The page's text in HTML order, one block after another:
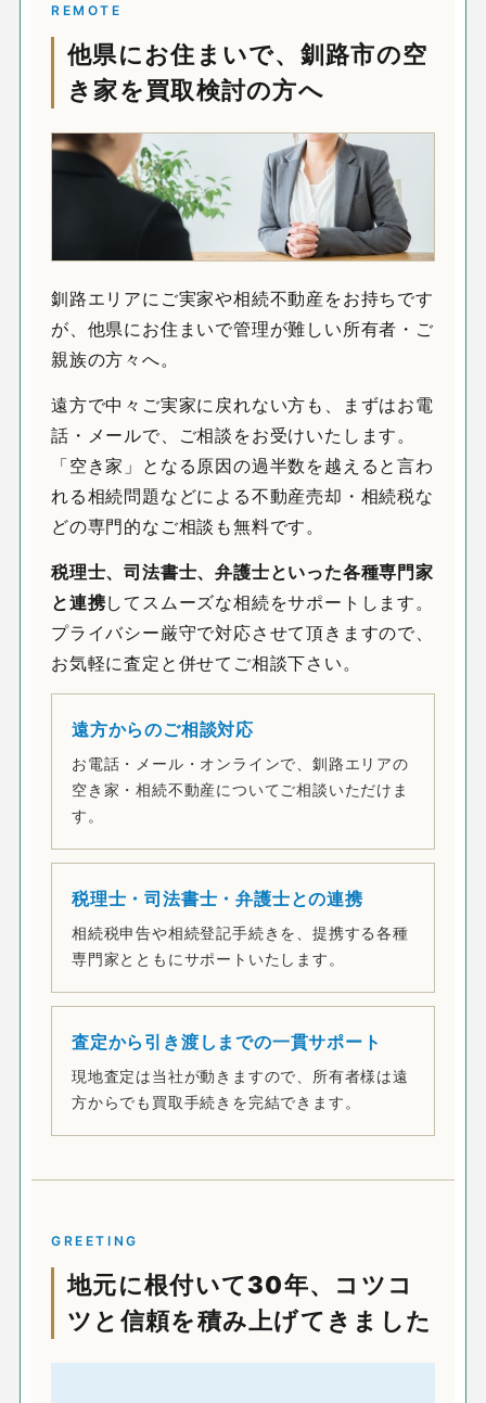
REMOTE
他県にお住まいで、釧路市の空
き家を買取検討の方へ
釧路エリアにご実家や相続不動産をお持ちです
が、他県にお住まいで管理が難しい所有者・ご
親族の方々へ。
遠方で中々ご実家に戻れない方も、まずはお電
話・メールで、ご相談をお受けいたします。
「空き家」となる原因の過半数を越えると言わ
れる相続問題などによる不動産売却・相続税な
どの専門的なご相談も無料です。
税理士、司法書士、弁護士といった各種専門家
と連携してスムーズな相続をサポートします。
プライバシー厳守で対応させて頂きますので、
お気軽に査定と併せてご相談下さい。
遠方からのご相談対応
お電話・メール・オンラインで、釧路エリアの
空き家・相続不動産についてご相談いただけま
す。
税理士・司法書士・弁護士との連携
相続税申告や相続登記手続きを、提携する各種
専門家とともにサポートいたします。
査定から引き渡しまでの一貫サポート
現地査定は当社が動きますので、所有者様は遠
方からでも買取手続きを完結できます。
GREETING
地元に根付いて30年、コツコ
ツと信頼を積み上げてきました